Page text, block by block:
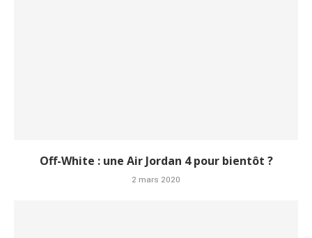
Off-White : une Air Jordan 4 pour bientôt ?
2 mars 2020